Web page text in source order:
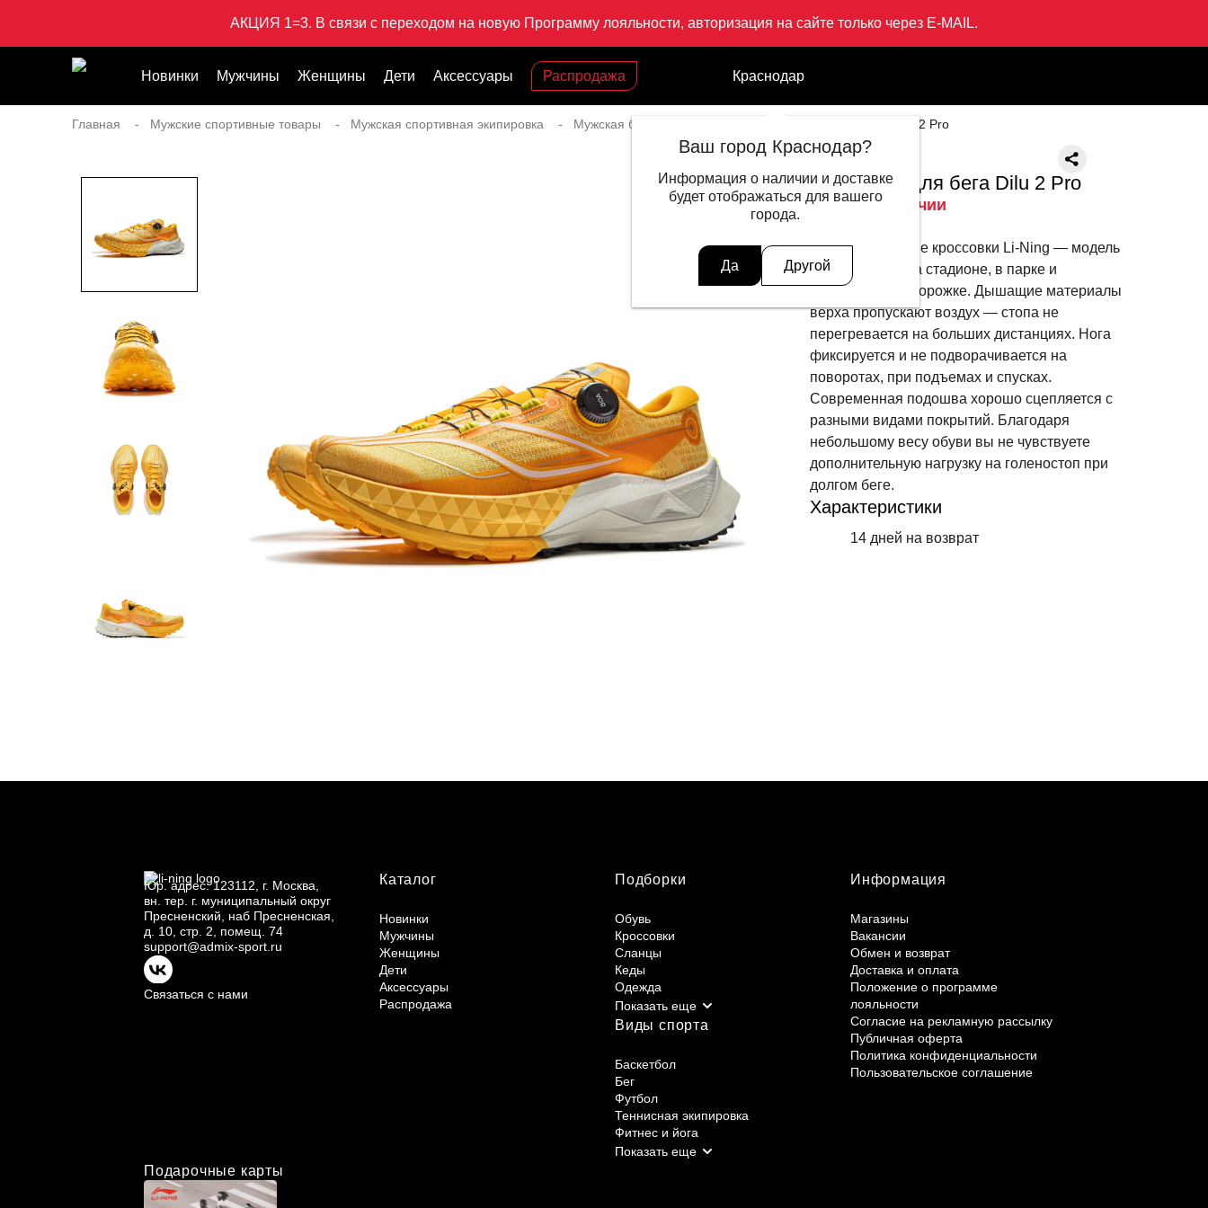
АКЦИЯ 1=3. В связи с переходом на новую Программу лояльности, авторизация на сайте только через E-MAIL.
Новинки Мужчины Женщины Дети Аксессуары Распродажа Краснодар
Ваш город Краснодар?
Информация о наличии и доставке
будет отображаться для вашего
города.
Да Другой
Главная Мужские спортивные товары Мужская спортивная экипировка Мужская беговая экипировка Кроссовки для бега Dilu 2 Pro
LI-NING
Кроссовки для бега Dilu 2 Pro
Нет в наличии
Мужские беговые кроссовки Li-Ning — модель
для пробежек на стадионе, в парке и
тренировок на дорожке. Дышащие материалы
верха пропускают воздух — стопа не
перегревается на больших дистанциях. Нога
фиксируется и не подворачивается на
поворотах, при подъемах и спусках.
Современная подошва хорошо сцепляется с
разными видами покрытий. Благодаря
небольшому весу обуви вы не чувствуете
дополнительную нагрузку на голеностоп при
долгом беге.
Характеристики
14 дней на возврат
Юр. адрес: 123112, г. Москва,
вн. тер. г. муниципальный округ
Пресненский, наб Пресненская,
д. 10, стр. 2, помещ. 74
support@admix-sport.ru
Связаться с нами
Каталог
Новинки
Мужчины
Женщины
Дети
Аксессуары
Распродажа
Подборки
Обувь
Кроссовки
Сланцы
Кеды
Одежда
Виды спорта
Баскетбол
Бег
Футбол
Теннисная экипировка
Фитнес и йога
Информация
Магазины
Вакансии
Обмен и возврат
Доставка и оплата
Положение о программе
лояльности
Согласие на рекламную рассылку
Публичная оферта
Политика конфиденциальности
Пользовательское соглашение
Подарочные карты